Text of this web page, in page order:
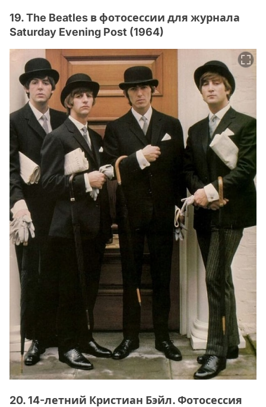
19. The Beatles в фотосессии для журнала
Saturday Evening Post (1964)
20. 14-летний Кристиан Бэйл. Фотосессия